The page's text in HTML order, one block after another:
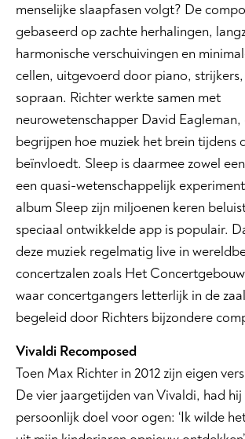
menselijke slaapfasen volgt? De
gebaseerd op zachte herhalingen,
harmonische verschuivingen en
cellen, uitgevoerd door piano,
sopraan. Richter werkte samen met
neurowetenschapper David
begrijpen hoe muziek het brein tijdens
beïnvloedt. Sleep is daarmee zowel
een quasi-wetenschappelijk
album Sleep zijn miljoenen keren
speciaal ontwikkelde app is populair.
deze muziek regelmatig live in
concertzalen zoals Het
waar concertgangers letterlijk in de
begeleid door Richters bijzondere
Vivaldi Recomposed
Toen Max Richter in 2012 zijn eigen
De vier jaargetijden van Vivaldi, had hij
persoonlijk doel voor ogen: ‘Ik wilde